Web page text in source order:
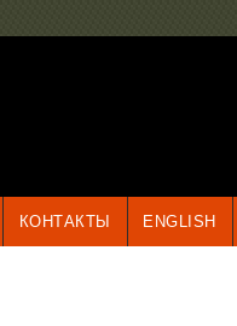
КОНТАКТЫ ENGLISH